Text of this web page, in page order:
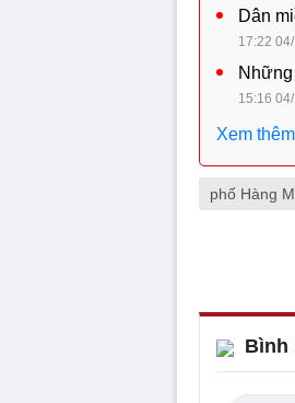
Dân
17:22
15:16
Xem thêm
phố Hàng
Bình